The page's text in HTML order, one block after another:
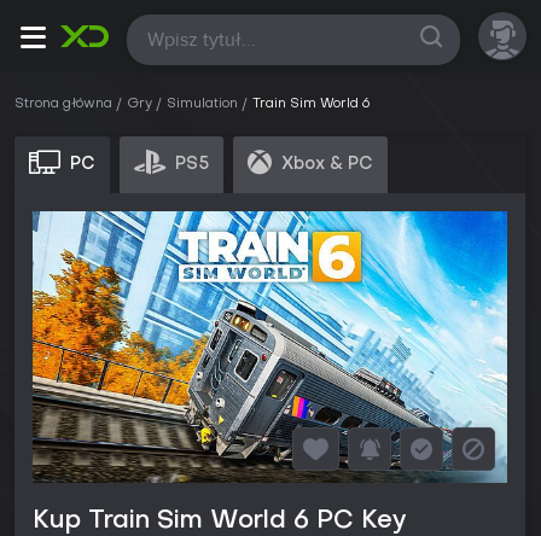
Wszystkie
Strona główna Gry Simulation Train Sim World 6
PC PS5 Xbox & PC
Kup Train Sim World 6 PC Key